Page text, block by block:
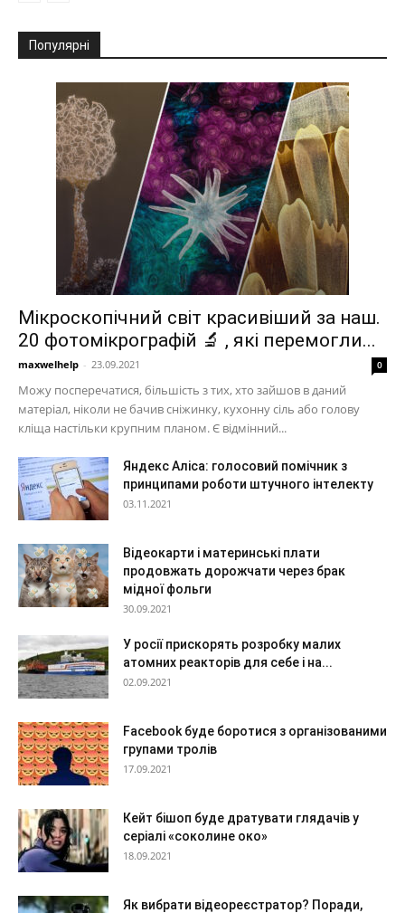
Популярні
Мікроскопічний світ красивіший за наш.
20 фотомікрографій 🔬 , які перемогли...
maxwelhelp - 23.09.2021 0
Можу посперечатися, більшість з тих, хто зайшов в даний
матеріал, ніколи не бачив сніжинку, кухонну сіль або голову
кліща настільки крупним планом. Є відмінний...
Яндекс Аліса: голосовий помічник з
принципами роботи штучного інтелекту
03.11.2021
Відеокарти і материнські плати
продовжать дорожчати через брак
мідної фольги
30.09.2021
У росії прискорять розробку малих
атомних реакторів для себе і на...
02.09.2021
Facebook буде боротися з організованими
групами тролів
17.09.2021
Кейт бішоп буде дратувати глядачів у
серіалі «соколине око»
18.09.2021
Як вибрати відеореєстратор? Поради,